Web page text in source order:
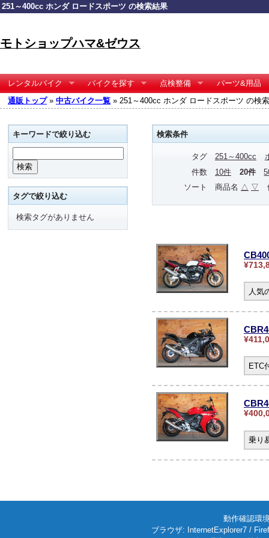
251～400cc ホンダ ロードスポーツ の検索結果
モトショップハマ&ゼウス
レンタルバイク バイクを探す 点検整備
パーツ&用品
通販トップ» 中古バイク一覧 » 251～400cc ホンダ ロードスポーツ の検
検索条件
タグ 251～400cc
件数
10件 20件
ソート
商品名 △ ▽
人気
ETC
乗り
キーワードで絞り込む
タグで絞り込む
検索タグがありません
動作確認環
ブラウザ: InternetExplorer7 /